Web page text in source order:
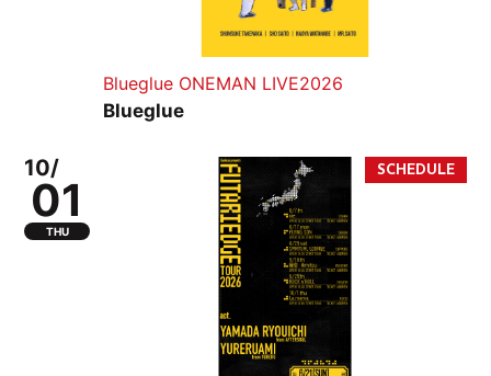
Blueglue ONEMAN LIVE2026
Blueglue
10/
01
THU